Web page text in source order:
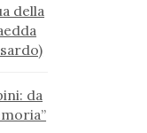
della
da